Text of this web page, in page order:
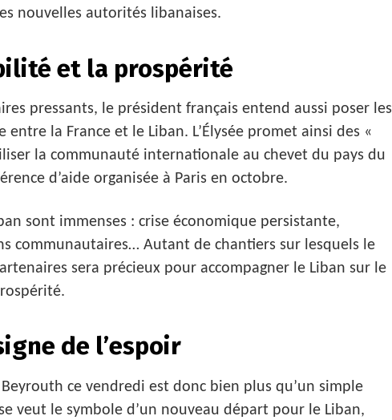
nouvelles autorités libanaises.
et la prospérité
pressants, le président français entend aussi poser les
la France et le Liban. L’Élysée promet ainsi des «
la communauté internationale au chevet du pays du
d’aide organisée à Paris en octobre.
sont immenses : crise économique persistante,
communautaires… Autant de chantiers sur lesquels le
sera précieux pour accompagner le Liban sur le
de l’espoir
ce vendredi est donc bien plus qu’un simple
veut le symbole d’un nouveau départ pour le Liban,